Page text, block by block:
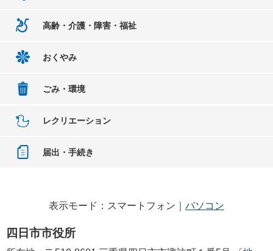
高齢・介護・障害・福祉
おくやみ
ごみ・環境
レクリエーション
届出・手続き
表示モード：スマートフォン｜ パソコン
四日市市役所